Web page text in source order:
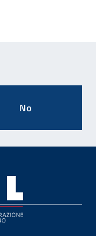
- Apertura in
nuova finestra
di posta
meno
No